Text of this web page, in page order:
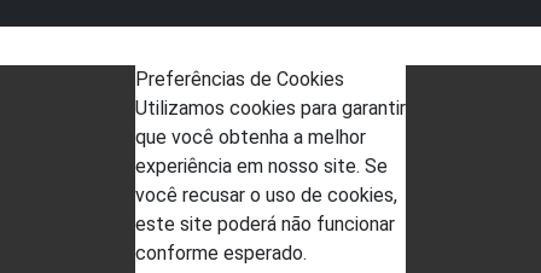
Preferências de Cookies
Utilizamos cookies para garantir
que você obtenha a melhor
experiência em nosso site. Se
você recusar o uso de cookies,
este site poderá não funcionar
conforme esperado.